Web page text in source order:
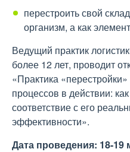
перестроить свой
организм, а как
Ведущий практик
более 12 лет, проводит
«Практика
процессов в действии:
соответствие с его
эффективности».
Дата проведения: 18-19